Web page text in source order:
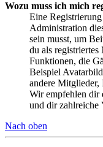
Wozu muss ich mich
Eine
Administration
sein musst, um
du als
Funktionen, die
Beispiel
andere Mitglieder,
Wir empfehlen dir
und dir zahlreiche
Nach oben